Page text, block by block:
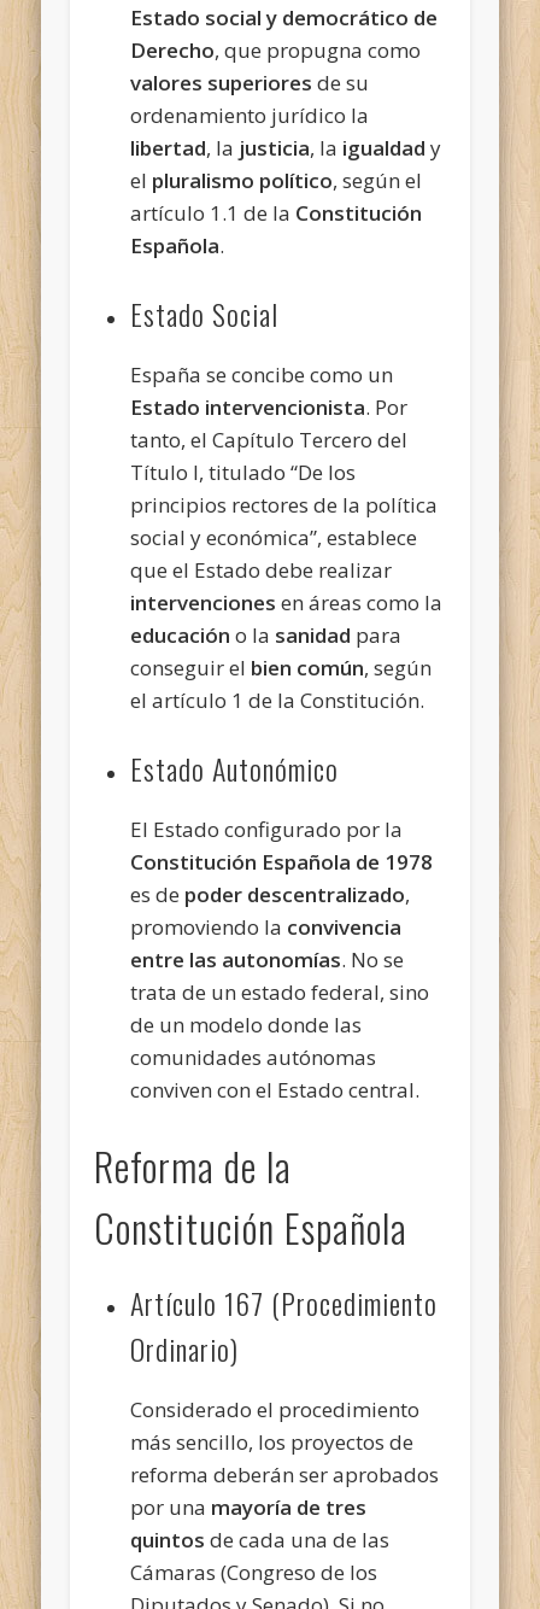
Estado social y democrático de
Derecho, que propugna como
valores superiores de su
ordenamiento jurídico la
libertad, la justicia, la igualdad y
el pluralismo político, según el
artículo 1.1 de la Constitución
Española.
Estado Social
España se concibe como un
Estado intervencionista. Por
tanto, el Capítulo Tercero del
Título I, titulado “De los
principios rectores de la política
social yeconómica”, establece
que el Estado debe realizar
intervenciones en áreas como la
educación o la sanidad para
conseguir el bien común, según
el artículo 1 de la Constitución.
Estado Autonómico
El Estado configurado por la
Constitución Española de 1978
es de poder descentralizado,
promoviendo la convivencia
entre las autonomías. No se
trata de un estado federal, sino
de un modelo donde las
comunidades autónomas
conviven con el Estado central.
Reforma de la
Constitución Española
Artículo 167 (Procedimiento
Ordinario)
Considerado el procedimiento
más sencillo, los proyectos de
reforma deberán ser aprobados
por una mayoría de tres
quintos de cada una de las
Cámaras (Congreso de los